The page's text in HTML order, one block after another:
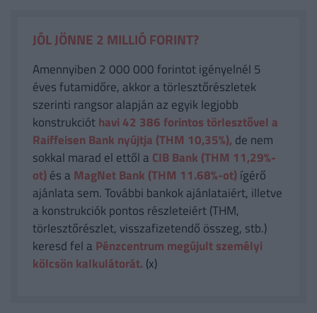
JÓL JÖNNE 2 MILLIÓ FORINT?
Amennyiben 2 000 000 forintot igényelnél 5
éves futamidőre, akkor a törlesztőrészletek
szerinti rangsor alapján az egyik legjobb
konstrukcióthavi 42 386 forintos törlesztővel a
Raiffeisen Bank nyújtja (THM 10,35%), de nem
sokkal marad el ettől a CIB Bank (THM 11,29%-
ot)és a MagNet Bank (THM 11.68%-ot)ígérő
ajánlata sem. További bankok ajánlataiért, illetve
a konstrukciók pontos részleteiért (THM,
törlesztőrészlet, visszafizetendő összeg, stb.)
keresd fel a Pénzcentrum megújult személyi
kölcsön kalkulátorát. (x)